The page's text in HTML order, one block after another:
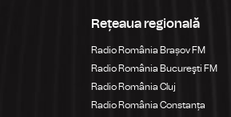
Rețeaua regională
Radio România Brașov FM
Radio România Bucureşti FM
Radio România Cluj
Radio România Constanța